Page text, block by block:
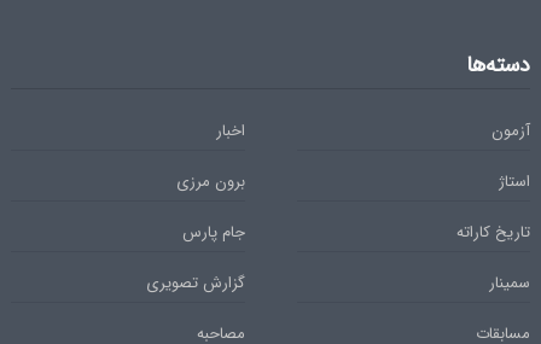
دسته‌ها
آزمون
اخبار
استاژ
برون مرزی
تاریخ کاراته
جام پارس
سمینار
گزارش تصویری
مسابقات
مصاحبه